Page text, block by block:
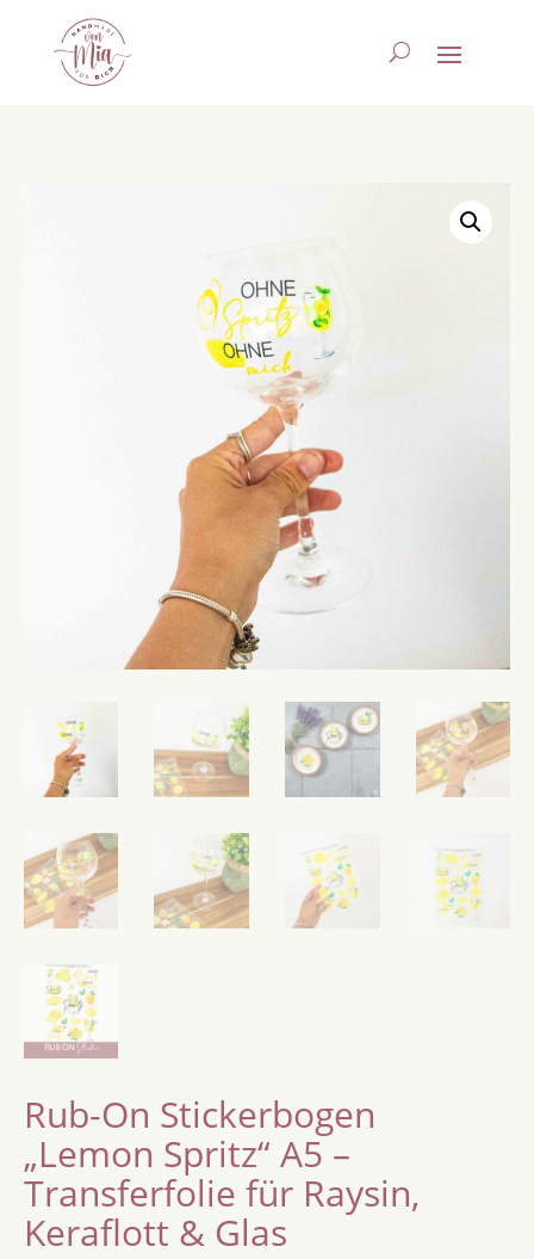
Rub-On Stickerbogen
„Lemon Spritz“ A5 –
Transferfolie für Raysin,
Keraflott & Glas